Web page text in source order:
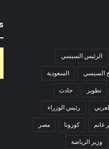
الرئيس السيسي
السيسي السعودية
تطوير حادث
رئيس الوزراء
غانم كورونا مصر
وزير الرياضة